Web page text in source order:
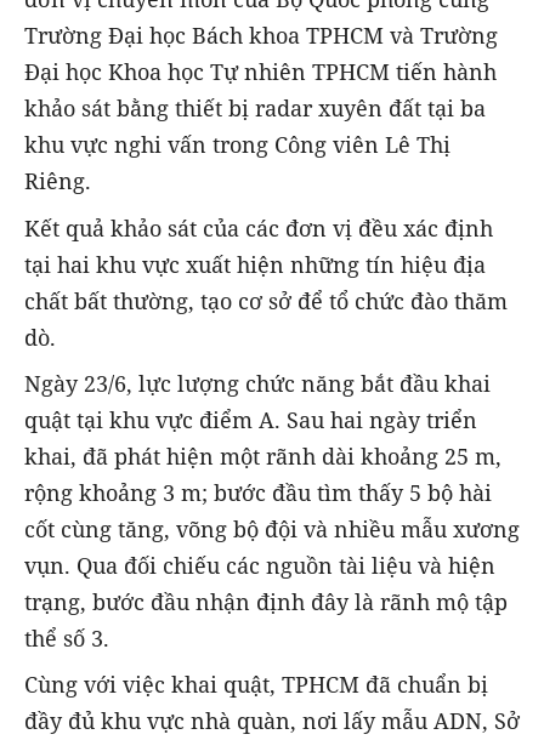
Trường Đại học Bách khoa TPHCM và Trường
Đại học Khoa học Tự nhiên TPHCM tiến hành
khảo sát bằng thiết bị radar xuyên đất tại ba
khu vực nghi vấn trong Công viên Lê Thị
Riêng.
Kết quả khảo sát của các đơn vị đều xác định
tại hai khu vực xuất hiện những tín hiệu địa
chất bất thường, tạo cơ sở để tổ chức đào thăm
dò.
Ngày 23/6, lực lượng chức năng bắt đầu khai
quật tại khu vực điểm A. Sau hai ngày triển
khai, đã phát hiện một rãnh dài khoảng 25 m,
rộng khoảng 3 m; bước đầu tìm thấy 5 bộ hài
cốt cùng tăng, võng bộ đội và nhiều mẫu xương
vụn. Qua đối chiếu các nguồn tài liệu và hiện
trạng, bước đầu nhận định đây là rãnh mộ tập
thể số 3.
Cùng với việc khai quật, TPHCM đã chuẩn bị
đầy đủ khu vực nhà quàn, nơi lấy mẫu ADN, Sở